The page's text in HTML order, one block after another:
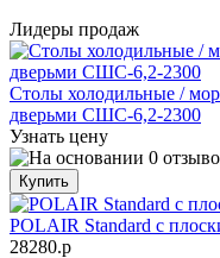
Лидеры продаж
Столы холодильные /
дверьми СШС-6,2-2300
Узнать цену
POLAIR Standard с
28280.р